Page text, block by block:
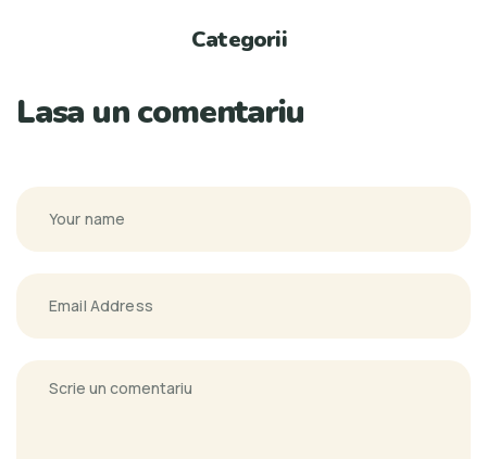
Categorii
Lasa un comentariu